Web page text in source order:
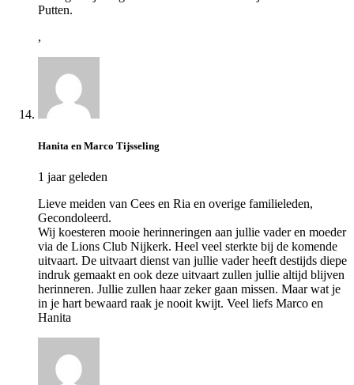
Putten.
,
Hanita en Marco Tijsseling
1 jaar geleden
Lieve meiden van Cees en Ria en overige familieleden,
Gecondoleerd.
Wij koesteren mooie herinneringen aan jullie vader en moeder
via de Lions Club Nijkerk. Heel veel sterkte bij de komende
uitvaart. De uitvaart dienst van jullie vader heeft destijds diepe
indruk gemaakt en ook deze uitvaart zullen jullie altijd blijven
herinneren. Jullie zullen haar zeker gaan missen. Maar wat je
in je hart bewaard raak je nooit kwijt. Veel liefs Marco en
Hanita